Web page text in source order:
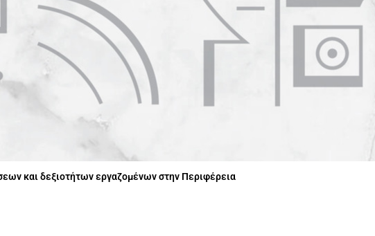
και δεξιοτήτων εργαζομένων στην Περιφέρεια